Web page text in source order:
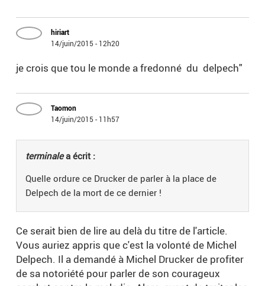
hiriart
14/juin/2015 - 12h20
je crois que tou le monde a fredonné du delpech"
Taomon
14/juin/2015 - 11h57
terminalea écrit :
Quelle ordure ce Drucker de parler à la place de
Delpech de la mort de ce dernier !
Ce serait bien de lire au delà du titre de l'article.
Vous auriez appris que c'est la volonté de Michel
Delpech. Il a demandé à Michel Drucker de profiter
de sa notoriété pour parler de son courageux